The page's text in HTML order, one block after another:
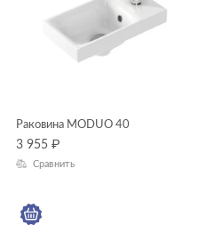
Раковина MODUO 40
3 955 ₽
Сравнить